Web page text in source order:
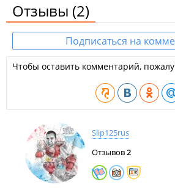
Отзывы (2)
Подписаться на
Чтобы оставить комментарий,
Slip125rus
Отзывов2